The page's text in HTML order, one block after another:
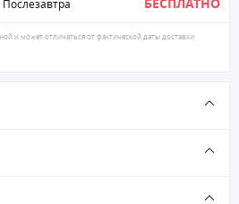
Послезавтра
и может отличаться от фактической даты доставки